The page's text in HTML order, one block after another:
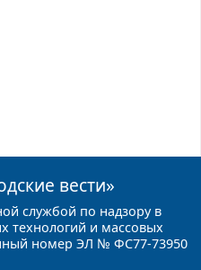
вести»
службой по надзору в
технологий и массовых
номер ЭЛ № ФС77-73950